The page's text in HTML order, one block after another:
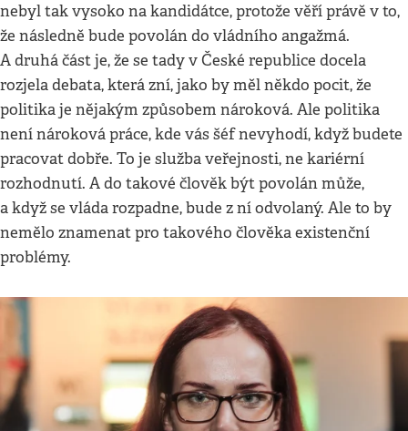
nebyl tak vysoko na kandidátce, protože věří právě v to,
že následně bude povolán do vládního angažmá.
A druhá část je, že se tady v České republice docela
rozjela debata, která zní, jako by měl někdo pocit, že
politika je nějakým způsobem nároková. Ale politika
není nároková práce, kde vás šéf nevyhodí, když budete
pracovat dobře. To je služba veřejnosti, ne kariérní
rozhodnutí. A do takové člověk být povolán může,
a když se vláda rozpadne, bude z ní odvolaný. Ale to by
nemělo znamenat pro takového člověka existenční
problémy.